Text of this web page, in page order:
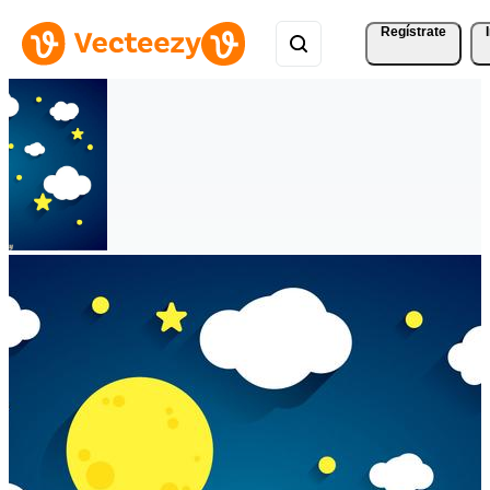
Regístrate